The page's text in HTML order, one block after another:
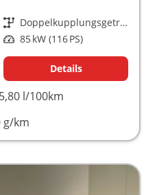
Getriebe
Doppelkupplungsgetriebe (DSG)
Leistung 85 kW (116 PS)
Details
5,80 l/100km
g/km